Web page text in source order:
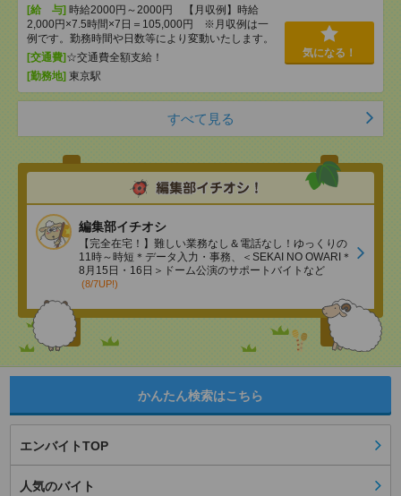
[給 与] 時給2000円～2000円 【月収例】時給
2,000円×7.5時間×7日＝105,000円 ※月収例は一
例です。勤務時間や日数等により変動いたします。
[交通費] ☆交通費全額支給！
[勤務地] 東京駅
気になる！
すべて見る
編集部イチオシ
【完全在宅！】難しい業務なし＆電話なし！ゆっくりの
11時～時短＊データ入力・事務、＜SEKAI NO OWARI＊
8月15日・16日＞ドーム公演のサポートバイトなど
(8/7UP!)
かんたん検索はこちら
エンバイトTOP
人気のバイト